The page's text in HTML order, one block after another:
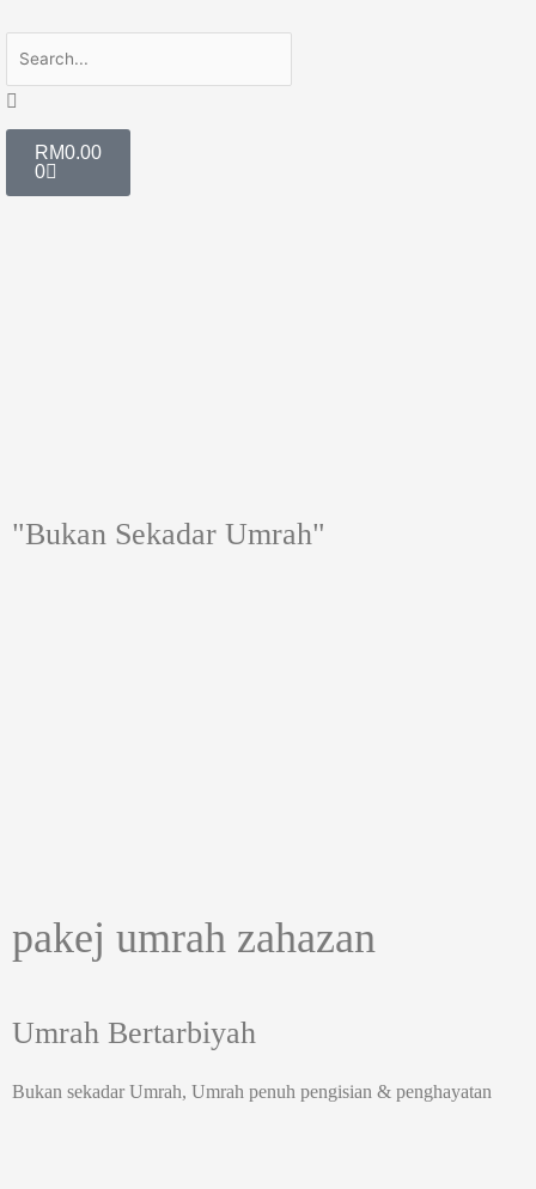
RM0.00
0
"Bukan Sekadar Umrah"
pakej umrah zahazan
Umrah Bertarbiyah
Bukan sekadar Umrah, Umrah penuh pengisian & penghayatan